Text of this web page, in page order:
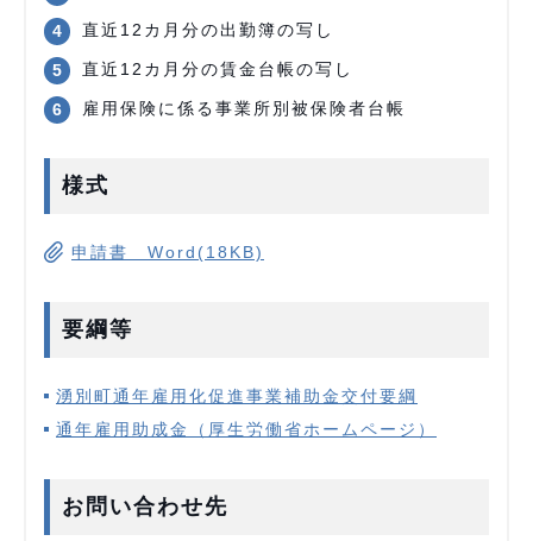
直近12カ月分の出勤簿の写し
直近12カ月分の賃金台帳の写し
雇用保険に係る事業所別被保険者台帳
様式
申請書 Word(18KB)
要綱等
湧別町通年雇用化促進事業補助金交付要綱
通年雇用助成金（厚生労働省ホームページ）
お問い合わせ先